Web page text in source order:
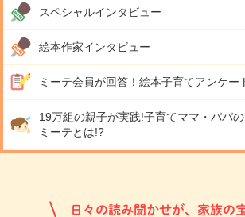
スペシャルインタビュー
絵本作家インタビュー
ミーテ会員が回答！ 絵本子育てアンケー
19万組の親子が実践!子育てママ・パパ
ミーテとは!?
日々の読み聞かせが、家族の